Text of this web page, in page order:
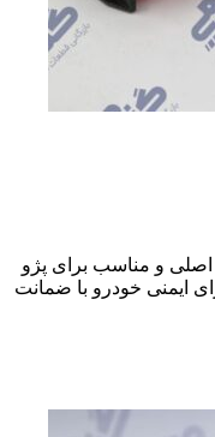
با کیفیت اصلی و مناسب برای پژو
ایمنی خودرو با ضمانت